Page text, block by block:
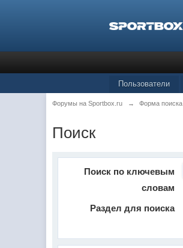
Пользователи
Форумы на Sportbox.ru → Форма поиска
Поиск
Поиск по ключевым
словам
Раздел для поиска